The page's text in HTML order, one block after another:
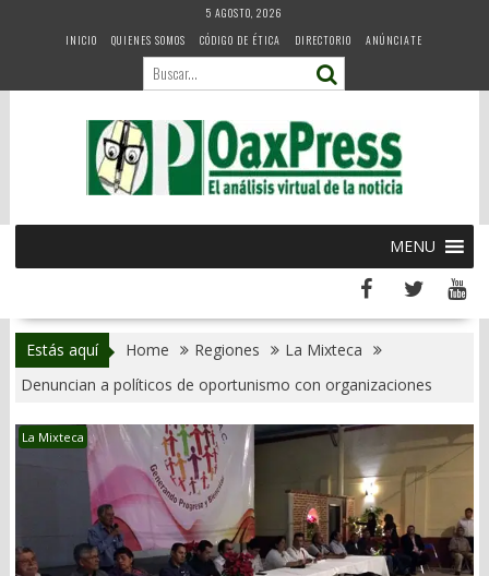
5 AGOSTO, 2026
INICIO
QUIENES SOMOS CÓDIGO DE ÉTICA DIRECTORIO ANÚNCIATE
MENU
Estás aquí Home Regiones
La Mixteca
Denuncian a políticos de oportunismo con organizaciones
La Mixteca